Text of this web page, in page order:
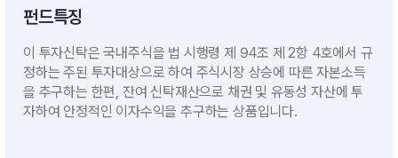
펀드특징
이 투자신탁은 국내주식을 법 시행령 제 94조 제 2항 4호에서 규
정하는 주된 투자대상으로 하여 주식시장 상승에 따른 자본소득
을 추구하는 한편, 잔여 신탁재산으로 채권 및 유동성 자산에 투
자하여 안정적인 이자수익을 추구하는 상품입니다.